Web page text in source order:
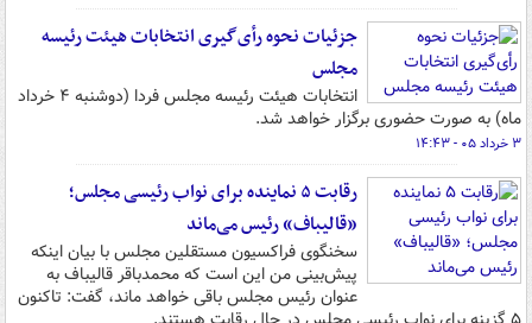
جزئیات نحوه رأی‌گیری انتخابات هیئت رئیسه
مجلس
انتخابات هیئت رئیسه مجلس فردا (دوشنبه ۴ خرداد
ماه) به صورت حضوری برگزار خواهد شد.
۳ خرداد ۰۵ - ۱۴:۴۳
رقابت ۵ نماینده برای نواب رئیسی مجلس؛
«قالیباف» رئیس می‌ماند
سخنگوی فراکسیون مستقلین مجلس با بیان اینکه
پیش‌بینی من این است که محمدباقر قالیباف به
عنوان رئیس مجلس باقی خواهد ماند، گفت: تاکنون